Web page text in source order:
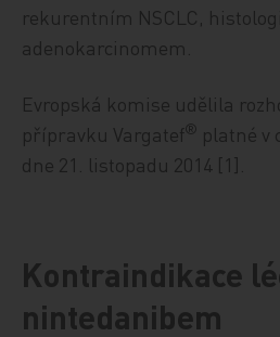
rekurentním NSCLC,
adenokarcinomem.
Evropská komise udělila
přípravku Vargatef® platné v
dne 21. listopadu 2014 [1].
Kontraindikace
nintedanibem